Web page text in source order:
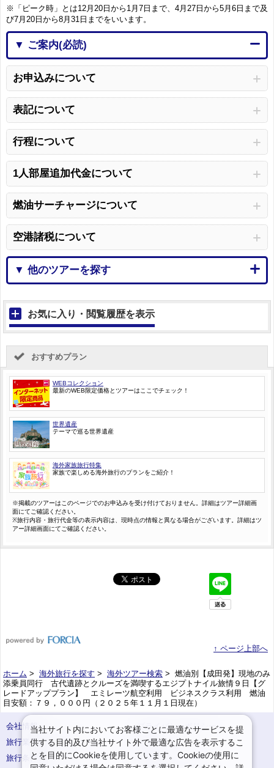
※「ピーク時」とは12月20日から1月7日まで、4月27日から5月6日まで及
び7月20日から8月31日までをいいます。
▼ ご案内(必読)
お申込みについて
表記について
行程について
1人部屋追加代金について
燃油サーチャージについて
空港諸税について
▼ 他のツアーを探す
お気に入り・閲覧履歴を表示
おすすめプラン
WEBコレクション
最新のWEB限定価格とツアーはここでチェック！
世界遺産
テーマで巡る世界遺産
海外家族旅行特集
家族で楽しめる海外旅行のプランをご紹介！
※掲載のツアーはこのページでのお申込みを受け付けておりません。詳細はツアー詳細画
面にてご確認ください。
※旅行内容・旅行代金等の表示内容は、現時点の情報と異なる場合がございます。詳細はツ
アー詳細画面にてご確認ください。
↑ ページ上部へ
ホーム > 海外旅行を探す > 海外ツアー検索 > 燃油別【成田発】現地のみ
添乗員同行 古代遺跡とクルーズを満喫するエジプトナイル旅情９日【グ
レードアッププラン】 エミレーツ航空利用 ビジネスクラス利用 燃油
目安額：７９，０００円（２０２５年１１月１日現在）
会社情報
プライバシーポリシー
旅行業登録票・約款
規約集
旅行条件書
サイトマップ
当社サイト内においてお客様ごとに最適なサービスを提
供する目的及び当社サイト外で最適な広告を表示するこ
とを目的にCookieを使用しています。Cookieの使用に